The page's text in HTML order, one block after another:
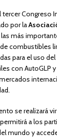
tercer Congreso
por la
las más
combustibles
para el uso
con AutoGLP
se realizará
a los
mundo y